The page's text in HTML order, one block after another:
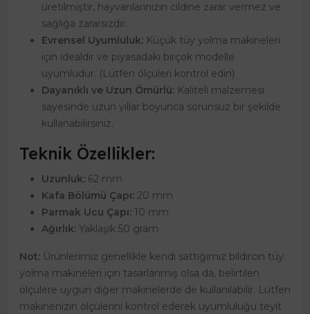
üretilmiştir, hayvanlarınızın cildine zarar vermez ve
sağlığa zararsızdır.
Evrensel Uyumluluk: Küçük tüy yolma makineleri
için idealdir ve piyasadaki birçok modelle
uyumludur. (Lütfen ölçüleri kontrol edin)
Dayanıklı ve Uzun Ömürlü: Kaliteli malzemesi
sayesinde uzun yıllar boyunca sorunsuz bir şekilde
kullanabilirsiniz.
Teknik Özellikler:
Uzunluk: 62 mm
Kafa Bölümü Çapı: 20 mm
Parmak Ucu Çapı: 10 mm
Ağırlık: Yaklaşık 50 gram
Not: Ürünlerimiz genellikle kendi sattığımız bıldırcın tüy
yolma makineleri için tasarlanmış olsa da, belirtilen
ölçülere uygun diğer makinelerde de kullanılabilir. Lütfen
makinenizin ölçülerini kontrol ederek uyumluluğu teyit